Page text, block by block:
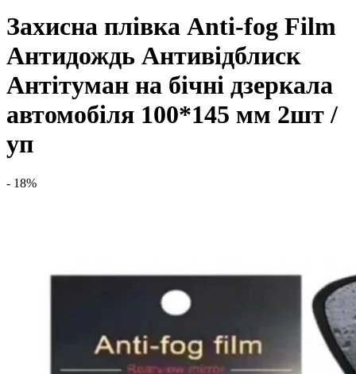
Захисна плівка Anti-fog Film
Антидождь Антивідблиск
Антітуман на бічні дзеркала
автомобіля 100*145 мм 2шт /
уп
- 18%